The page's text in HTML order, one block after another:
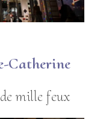
Catherine
mille feux